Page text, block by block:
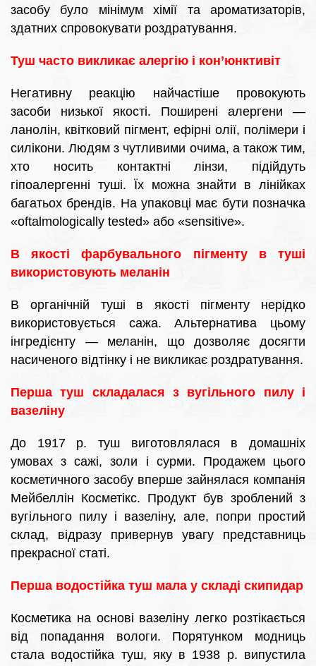
засобу було мінімум хімії та ароматизаторів,
здатних спровокувати роздратування.
Туш часто викликає алергію і кон’юнктивіт
Негативну реакцію найчастіше провокують
засоби низької якості. Поширені алергени —
ланолін, квітковий пігмент, ефірні олії, полімери і
силікони. Людям з чутливими очима, а також тим,
хто носить контактні лінзи, підійдуть
гіпоалергенні туші. Їх можна знайти в лінійках
багатьох брендів. На упаковці має бути позначка
«oftalmologically tested» або «sensitive».
В якості фарбувального пігменту в туші
використовують меланін
В органічній туші в якості пігменту нерідко
використовується сажа. Альтернатива цьому
інгредієнту — меланін, що дозволяє досягти
насиченого відтінку і не викликає роздратування.
Перша туш складалася з вугільного пилу і
вазеліну
До 1917 р. туш виготовлялася в домашніх
умовах з сажі, золи і сурми. Продажем цього
косметичного засобу вперше зайнялася компанія
Мейбеллін Косметікс. Продукт був зроблений з
вугільного пилу і вазеліну, але, попри простий
склад, відразу привернув увагу представниць
прекрасної статі.
Перша водостійка туш мала у складі скипидар
Косметика на основі вазеліну легко розтікається
від попадання вологи. Порятунком модниць
стала водостійка туш, яку в 1938 р. випустила